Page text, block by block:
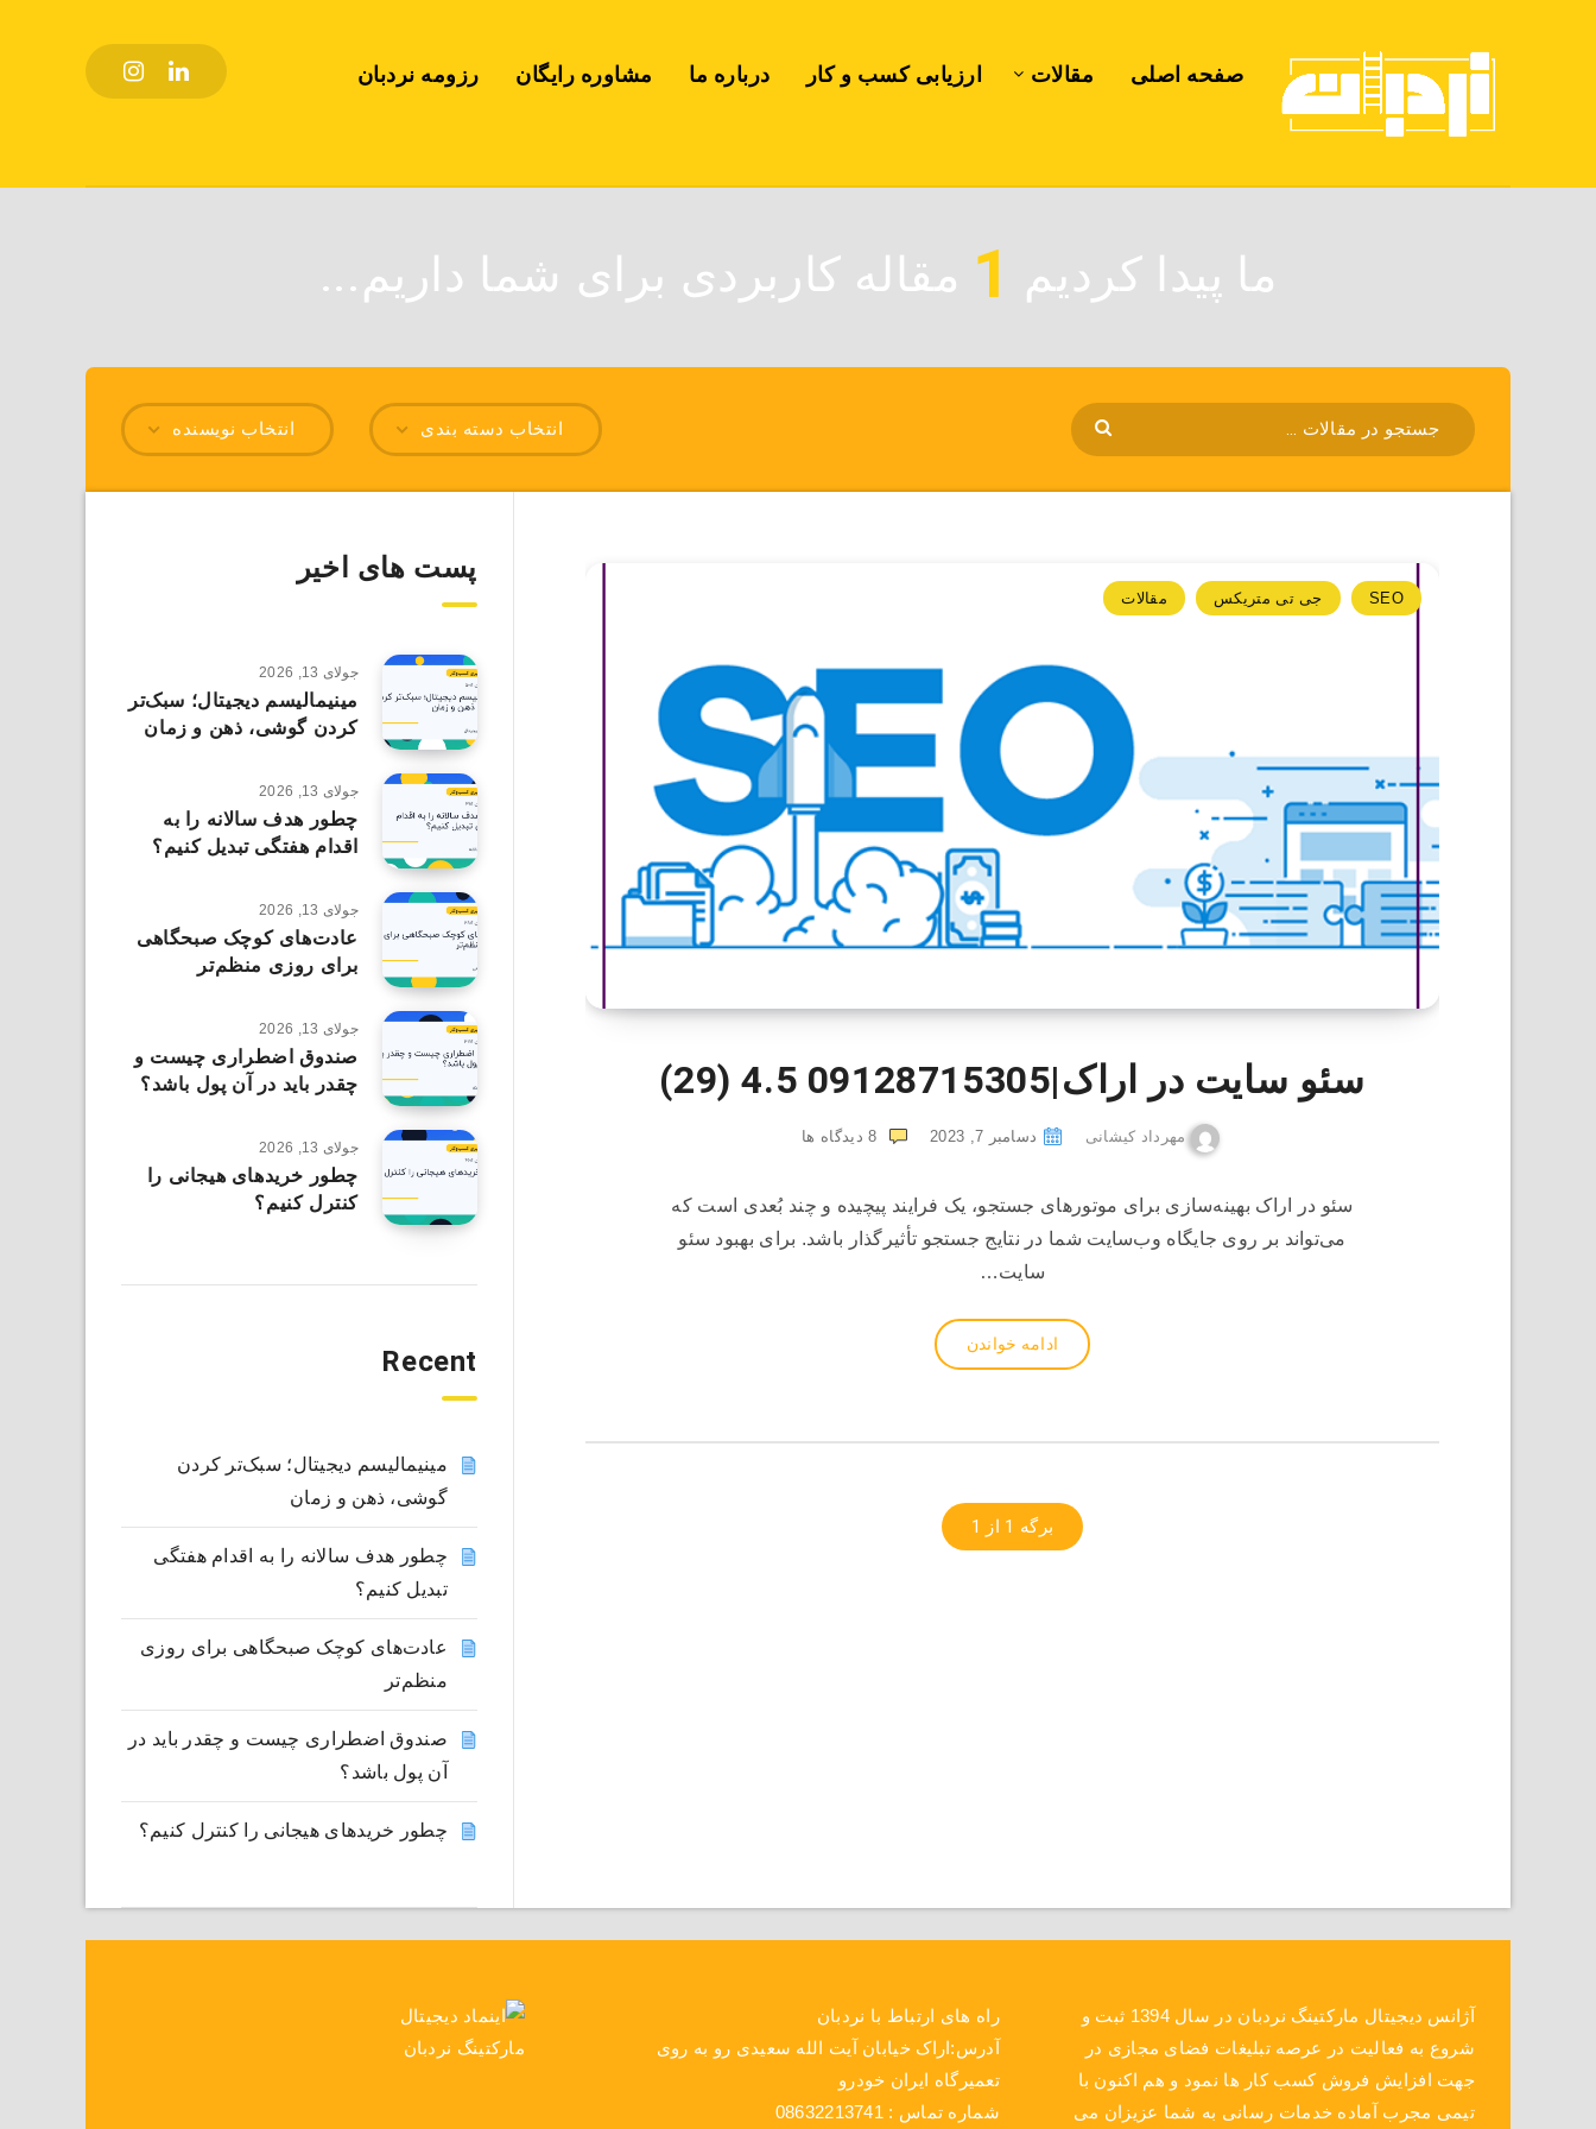
صفحه اصلی مقالات ارزیابی کسب و کار درباره ما مشاوره رایگان رزومه نردبان
ما پیدا کردیم 1 مقاله کاربردی برای شما داریم...
انتخاب نویسنده انتخاب دسته بندی
SEO جی تی متریکس مقالات
سئو سایت در اراک|09128715305 4.5 (29)
مهرداد کیشانی دسامبر 7, 2023 8 دیدگاه ها
سئو در اراک بهینه‌سازی برای موتورهای جستجو، یک فرایند پیچیده و چند بُعدی است که
می‌تواند بر روی جایگاه وب‌سایت شما در نتایج جستجو تأثیرگذار باشد. برای بهبود سئو
سایت…
ادامه خواندن
برگه 1 از 1
پست های اخیر
جولای 13, 2026
مینیمالیسم دیجیتال؛ سبک‌تر
کردن گوشی، ذهن و زمان
جولای 13, 2026
چطور هدف سالانه را به
اقدام هفتگی تبدیل کنیم؟
جولای 13, 2026
عادت‌های کوچک صبحگاهی
برای روزی منظم‌تر
جولای 13, 2026
صندوق اضطراری چیست و
چقدر باید در آن پول باشد؟
جولای 13, 2026
چطور خریدهای هیجانی را
کنترل کنیم؟
Recent
مینیمالیسم دیجیتال؛ سبک‌تر کردن
گوشی، ذهن و زمان
چطور هدف سالانه را به اقدام هفتگی
تبدیل کنیم؟
عادت‌های کوچک صبحگاهی برای روزی
منظم‌تر
صندوق اضطراری چیست و چقدر باید در
آن پول باشد؟
چطور خریدهای هیجانی را کنترل کنیم؟
آژانس دیجیتال مارکتینگ نردبان در سال 1394 ثبت و
شروع به فعالیت در عرصه تبلیغات فضای مجازی در
جهت افزایش فروش کسب کار ها نمود و هم اکنون با
تیمی مجرب آماده خدمات رسانی به شما عزیزان می
راه های ارتباط با نردبان
آدرس:اراک خیابان آیت الله سعیدی رو به روی
تعمیرگاه ایران خودرو
شماره تماس : 08632213741